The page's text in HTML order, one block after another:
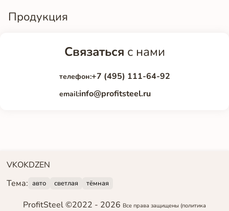
Продукция
Связаться с нами
телефон:+7 (495) 111-64-92
email:info@profitsteel.ru
VKOKDZEN
Тема: авто светлая тёмная
ProfitSteel ©2022 - 2026 Все права защищены (политика